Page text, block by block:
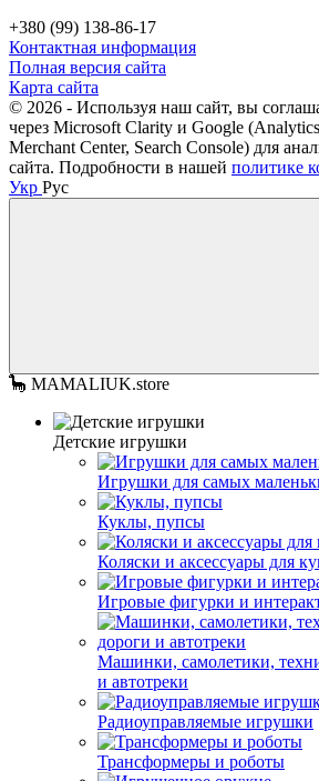
+380 (99) 138-86-17
Контактная информация
Полная версия сайта
Карта сайта
© 2026 - Используя наш сайт, вы
через Microsoft Clarity и Google
Merchant Center, Search Console) для
сайта. Подробности в нашей политике
Укр Рус
🦕 MAMALIUK.store
Детские игрушки
Игрушки для самых
Куклы, пупсы
Коляски и аксессуары для
Игровые фигурки и
Машинки, самолетики,
и автотреки
Радиоуправляемые игрушки
Трансформеры и роботы